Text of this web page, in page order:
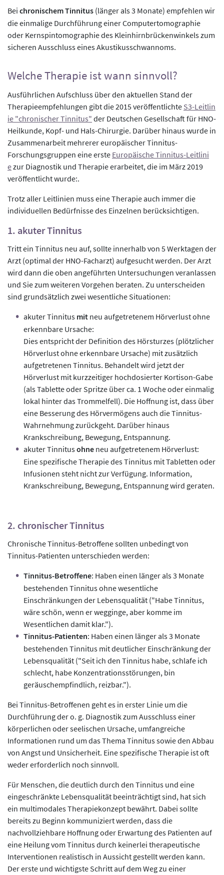
Bei chronischem Tinnitus (länger als 3 Monate) empfehlen wir
die einmalige Durchführung einer Computertomographie
oder Kernspintomographie des Kleinhirnbrückenwinkels zum
sicheren Ausschluss eines Akustikusschwannoms.
Welche Therapie ist wann sinnvoll?
Ausführlichen Aufschluss über den aktuellen Stand der
Therapieempfehlungen gibt die 2015 veröffentlichte S3-Leitlin
ie "chronischer Tinnitus" der Deutschen Gesellschaft für HNO-
Heilkunde, Kopf- und Hals-Chirurgie. Darüber hinaus wurde in
Zusammenarbeit mehrerer europäischer Tinnitus-
Forschungsgruppen eine erste Europäische Tinnitus-Leitlini
ezur Diagnostik und Therapie erarbeitet, die im März 2019
veröffentlicht wurde:.
Trotz aller Leitlinien muss eine Therapie auch immer die
individuellen Bedürfnisse des Einzelnen berücksichtigen.
1. akuter Tinnitus
Tritt ein Tinnitus neu auf, sollte innerhalb von 5 Werktagen der
Arzt (optimal der HNO-Facharzt) aufgesucht werden. Der Arzt
wird dann die oben angeführten Untersuchungen veranlassen
und Sie zum weiteren Vorgehen beraten. Zu unterscheiden
sind grundsätzlich zwei wesentliche Situationen:
akuter Tinnitus mit neu aufgetretenem Hörverlust ohne
erkennbare Ursache:
Dies entspricht der Definition des Hörsturzes (plötzlicher
Hörverlust ohne erkennbare Ursache) mit zusätzlich
aufgetretenen Tinnitus. Behandelt wird jetzt der
Hörverlust mit kurzzeitiger hochdosierter Kortison-Gabe
(als Tablette oder Spritze über ca. 1 Woche oder einmalig
lokal hinter das Trommelfell). Die Hoffnung ist, dass über
eine Besserung des Hörvermögens auch die Tinnitus-
Wahrnehmung zurückgeht. Darüber hinaus
Krankschreibung, Bewegung, Entspannung.
akuter Tinnitusohne neu aufgetretenem Hörverlust:
Eine spezifische Therapie des Tinnitus mit Tabletten oder
Infusionen steht nicht zur Verfügung. Information,
Krankschreibung, Bewegung, Entspannung wird geraten.
2. chronischer Tinnitus
Chronische Tinnitus-Betroffene sollten unbedingt von
Tinnitus-Patienten unterschieden werden:
Tinnitus-Betroffene: Haben einen länger als 3 Monate
bestehenden Tinnitus ohne wesentliche
Einschränkungen der Lebensqualität ("Habe Tinnitus,
wäre schön, wenn er wegginge, aber komme im
Wesentlichen damit klar.").
Tinnitus-Patienten: Haben einen länger als 3 Monate
bestehenden Tinnitus mit deutlicher Einschränkung der
Lebensqualität ("Seit ich den Tinnitus habe, schlafe ich
schlecht, habe Konzentrationsstörungen, bin
geräuschempfindlich, reizbar.").
Bei Tinnitus-Betroffenen geht es in erster Linie um die
Durchführung der o. g. Diagnostik zum Ausschluss einer
körperlichen oder seelischen Ursache, umfangreiche
Informationen rund um das Thema Tinnitus sowie den Abbau
von Angst und Unsicherheit. Eine spezifische Therapie ist oft
weder erforderlich noch sinnvoll.
Für Menschen, die deutlich durch den Tinnitus und eine
eingeschränkte Lebensqualität beeinträchtigt sind, hat sich
ein multimodales Therapiekonzept bewährt. Dabei sollte
bereits zu Beginn kommuniziert werden, dass die
nachvollziehbare Hoffnung oder Erwartung des Patienten auf
eine Heilung vom Tinnitus durch keinerlei therapeutische
Interventionen realistisch in Aussicht gestellt werden kann.
Der erste und wichtigste Schritt auf dem Weg zu einer